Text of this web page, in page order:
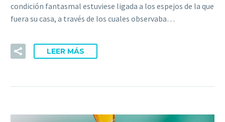
condición fantasmal estuviese ligada a los espejos de la que
fuera su casa, a través de los cuales observaba…
LEER MÁS